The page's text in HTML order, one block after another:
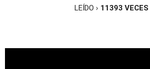
LEÍDO › 11393 VECES